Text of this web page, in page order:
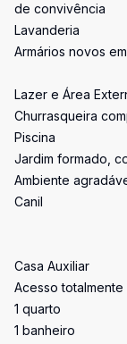
de convivência
Lavanderia
Armários novos
Lazer e Área
Churrasqueira
Piscina
Jardim formado,
Ambiente
Canil
Casa Auxiliar
Acesso
1 quarto
1 banheiro